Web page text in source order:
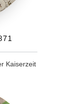
Kaiserzeit